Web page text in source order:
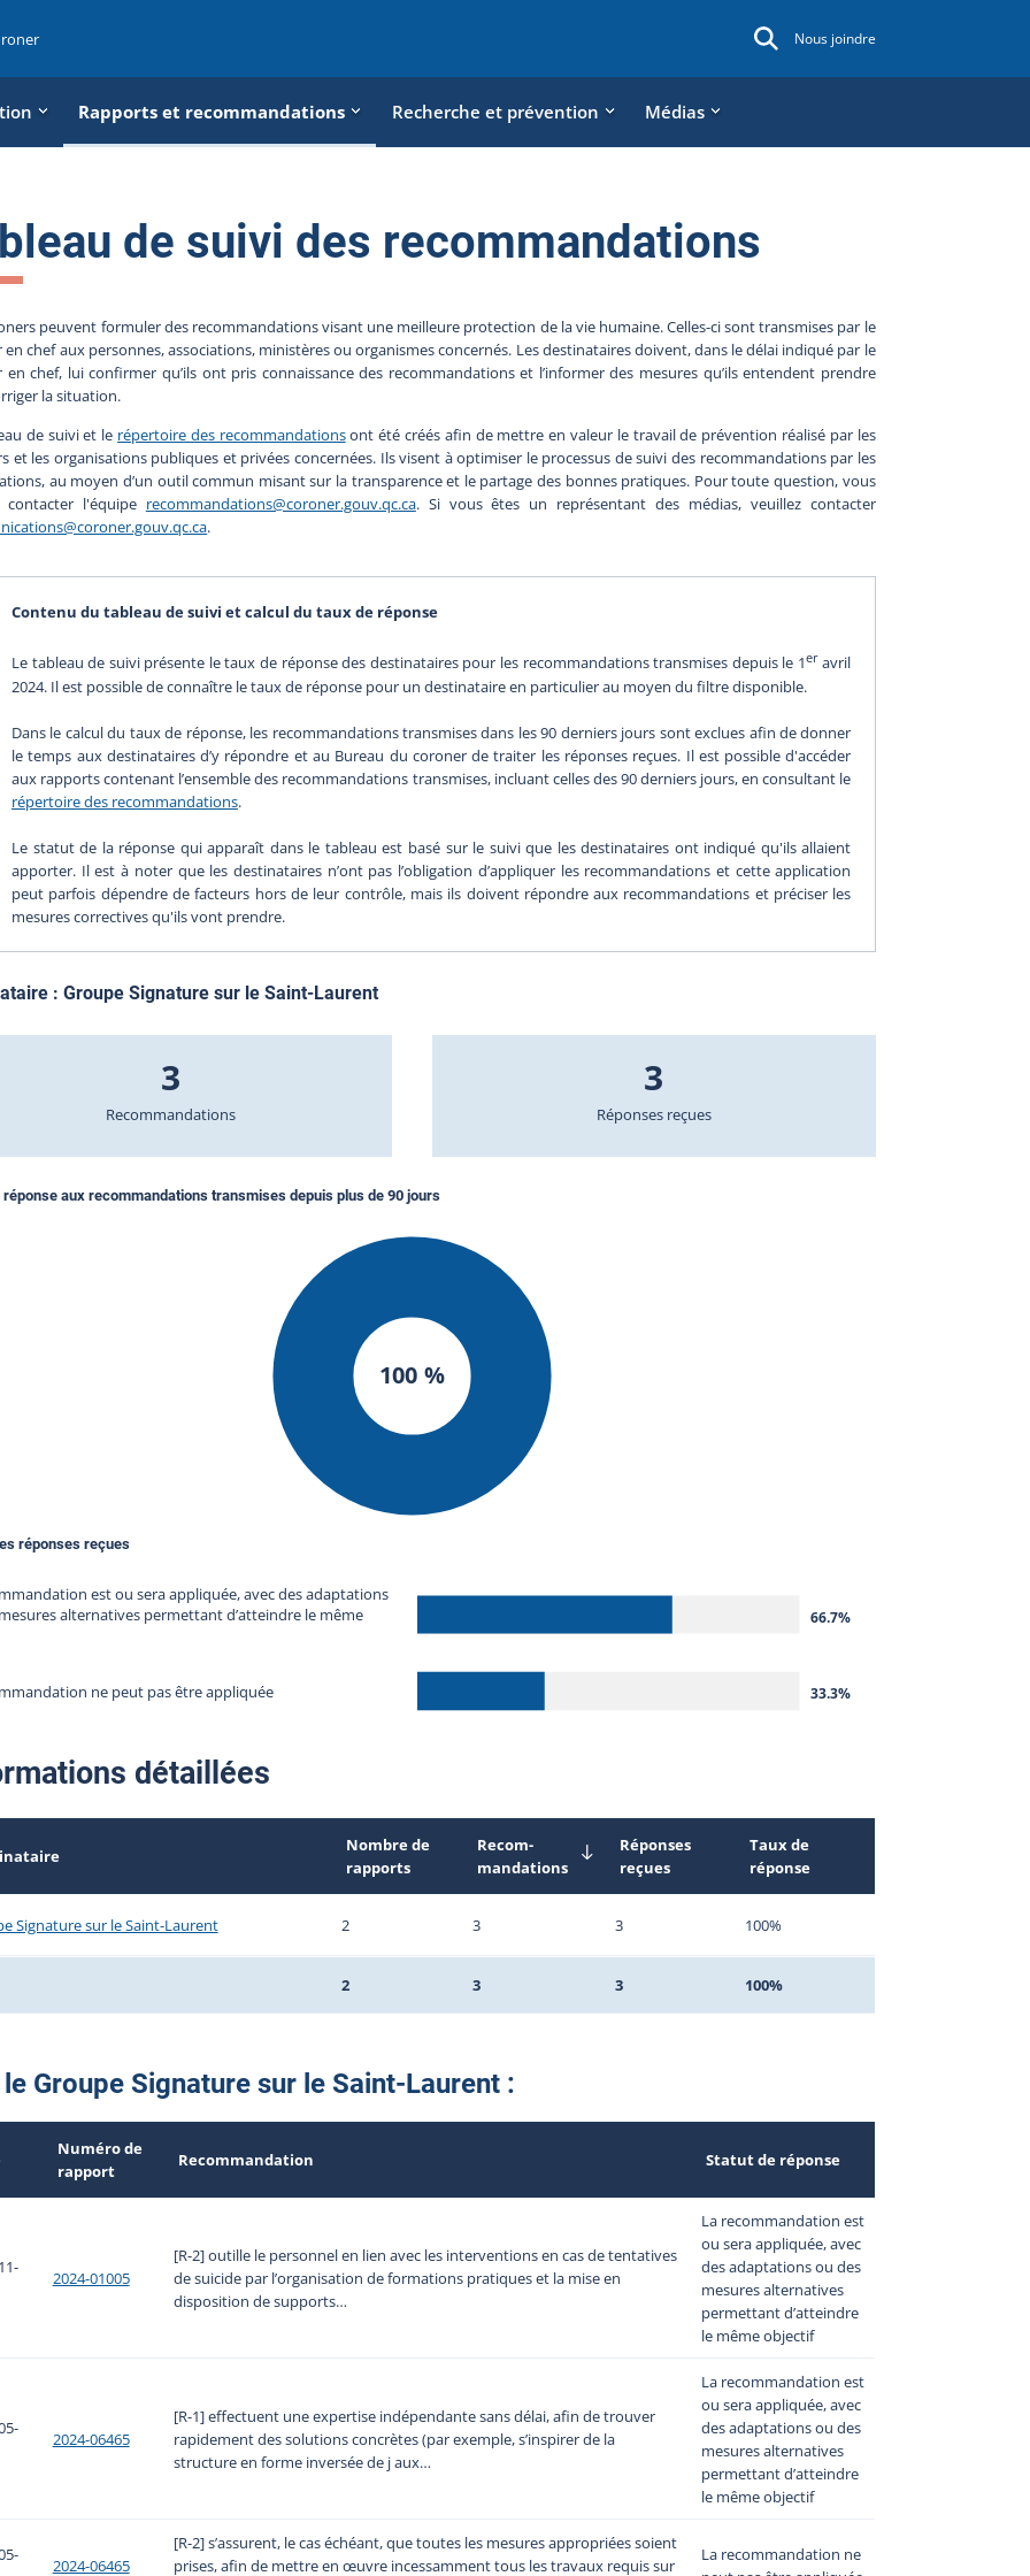
Nous joindre
Rapports et recommandations Recherche et prévention Médias
de suivi des recommandations
peuvent formuler des recommandations visant une meilleure protection de la vie humaine. Celles-ci sont transmises par le
en chef aux personnes, associations, ministères ou organismes concernés. Les destinataires doivent, dans le délai indiqué par le
en chef, lui confirmer qu’ils ont pris connaissance des recommandations et l’informer des mesures qu’ils entendent prendre
la situation.
de suivi et le répertoire des recommandationsont été créés afin de mettre en valeur le travail de prévention réalisé par les
et les organisations publiques et privées concernées. Ils visent à optimiser le processus de suivi des recommandations par les
au moyen d’un outil commun misant sur la transparence et le partage des bonnes pratiques. Pour toute question, vous
contacter l'équipe recommandations@coroner.gouv.qc.ca. Si vous êtes un représentant des médias, veuillez contacter
.
Contenu du tableau de suivi et calcul du taux de réponse
Le tableau de suivi présente le taux de réponse des destinataires pour les recommandations transmises depuis le 1eravril
2024. Il est possible de connaître le taux de réponse pour un destinataire en particulier au moyen du filtre disponible.
Dans le calcul du taux de réponse, les recommandations transmises dans les 90 derniers jours sont exclues afin de donner
le temps aux destinataires d’y répondre et au Bureau du coroner de traiter les réponses reçues. Il est possible d'accéder
aux rapports contenant l’ensemble des recommandations transmises, incluant celles des 90 derniers jours, en consultant le
répertoire des recommandations.
Le statut de la réponse qui apparaît dans le tableau est basé sur le suivi que les destinataires ont indiqué qu'ils allaient
apporter. Il est à noter que les destinataires n’ont pas l’obligation d’appliquer les recommandations et cette application
peut parfois dépendre de facteurs hors de leur contrôle, mais ils doivent répondre aux recommandations et préciser les
mesures correctives qu'ils vont prendre.
: Groupe Signature sur le Saint-Laurent
3
Recommandations
3
Réponses reçues
réponse aux recommandations transmises depuis plus de 90 jours
100 %
réponses reçues
est ou sera appliquée, avec des adaptations
alternatives permettant d’atteindre le même
66.7%
ne peut pas être appliquée 33.3%
détaillées
Nombre de
rapports
Recom-
mandations
Réponses
reçues
Taux de
réponse
Signature sur le Saint-Laurent 2 3 3 100%
2 3 3 100%
le Groupe Signature sur le Saint-Laurent :
Numéro de
rapport
Recommandation Statut de réponse
2024-01005
[R-2] outille le personnel en lien avec les interventions en cas de tentatives
de suicide par l’organisation de formations pratiques et la mise en
disposition de supports…
La recommandation est
ou sera appliquée, avec
des adaptations ou des
mesures alternatives
permettant d’atteindre
le même objectif
2024-06465
[R-1] effectuent une expertise indépendante sans délai, afin de trouver
rapidement des solutions concrètes (par exemple, s’inspirer de la
structure en forme inversée de j aux…
La recommandation est
ou sera appliquée, avec
des adaptations ou des
mesures alternatives
permettant d’atteindre
le même objectif
2024-06465
[R-2] s’assurent, le cas échéant, que toutes les mesures appropriées soient
prises, afin de mettre en œuvre incessamment tous les travaux requis sur
La recommandation ne